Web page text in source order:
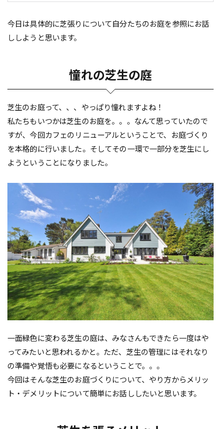
今日は具体的に芝張りについて自分たちのお庭を参照にお話
ししようと思います。
憧れの芝生の庭
芝生のお庭って、、、やっぱり憧れますよね！
私たちもいつかは芝生のお庭を。。。なんて思っていたので
すが、今回カフェのリニューアルということで、お庭づくり
を本格的に行いました。そしてその一環で一部分を芝生にし
ようということになりました。
一面緑色に変わる芝生の庭は、みなさんもできたら一度はや
ってみたいと思われるかと。ただ、芝生の管理にはそれなり
の準備や覚悟も必要になるということで。。。
今回はそんな芝生のお庭づくりについて、やり方からメリッ
ト・デメリットについて簡単にお話ししたいと思います。